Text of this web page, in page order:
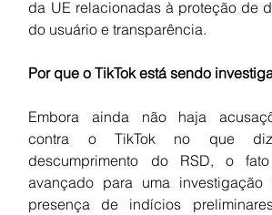
da UE relacionadas à proteção de
do usuário e transparência.
Por que o TikTok está sendo
Embora ainda não haja
contra o TikTok no que
descumprimento do RSD, o
avançado para uma
presença de indícios